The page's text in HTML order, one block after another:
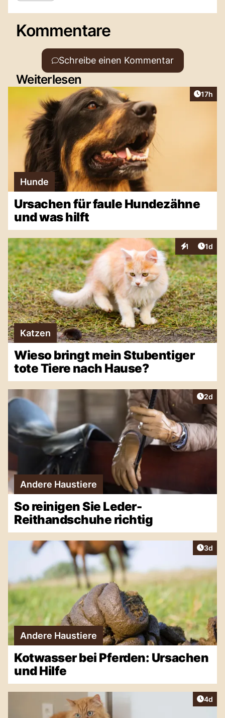
Kommentare
Schreibe einen Kommentar
Weiterlesen
Artikel
17h
Hunde
Ursachen für faule Hundezähne
und was hilft
1
Interaktionen
1d
Katzen
Wieso bringt mein Stubentiger
tote Tiere nach Hause?
2d
Andere Haustiere
So reinigen Sie Leder-
Reithandschuhe richtig
3d
Andere Haustiere
Kotwasser bei Pferden: Ursachen
und Hilfe
4d